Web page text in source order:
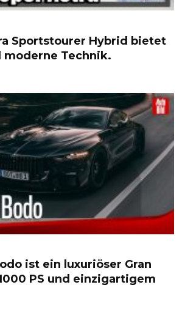
Sportstourer Hybrid bietet
moderne Technik.
ist ein luxuriöser Gran
PS und einzigartigem